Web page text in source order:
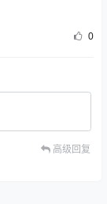
0
高级回复